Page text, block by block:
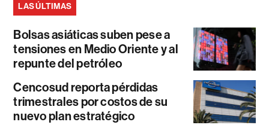
LAS ÚLTIMAS
Bolsas asiáticas suben pese a
tensiones en Medio Oriente y al
repunte del petróleo
Cencosud reporta pérdidas
trimestrales por costos de su
nuevo plan estratégico